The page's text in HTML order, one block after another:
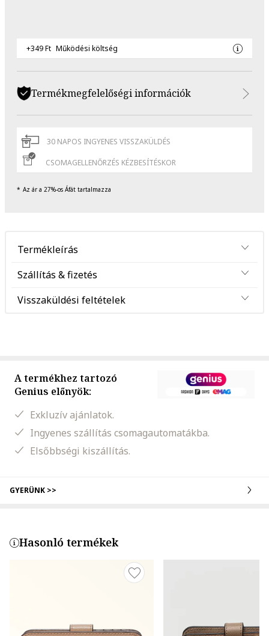
+349 Ft Működési költség
Termékmegfelelőségi információk
30 NAPOS INGYENES VISSZAKÜLDÉS
CSOMAGELLENŐRZÉS KÉZBESÍTÉSKOR
Az ár a 27%-os Áfát tartalmazza
Termékleírás
Szállítás & fizetés
Visszaküldési feltételek
A termékhez tartozó
Genius előnyök:
Exkluzív ajánlatok.
Ingyenes szállítás csomagautomatákba.
Elsőbbségi kiszállítás.
GYERÜNK >>
Hasonló termékek